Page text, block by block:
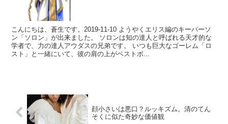
こんにちは、蒼生です。2019-11-10 ようやくエリス編のキーパーソ
ン「ソロン」が出来ました。 ソロンは知の達人と呼ばれる天才的な
学者で、力の達人アウダスの兄弟です。 いつも巨大なゴーレム「ロ
スト」と一緒にいて、彼の肩の上がベストポ...
顔小さいは悪口？ルッキズム。清のてん
そくに似た奇妙な価値観